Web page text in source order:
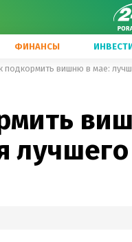
ФИНАНСЫ
подкормить вишню в мае: